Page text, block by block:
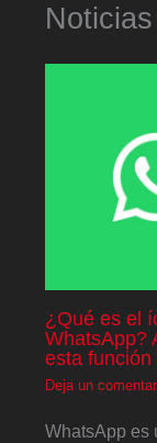
¿Qué es el
WhatsApp?
esta función
Deja un
WhatsApp es